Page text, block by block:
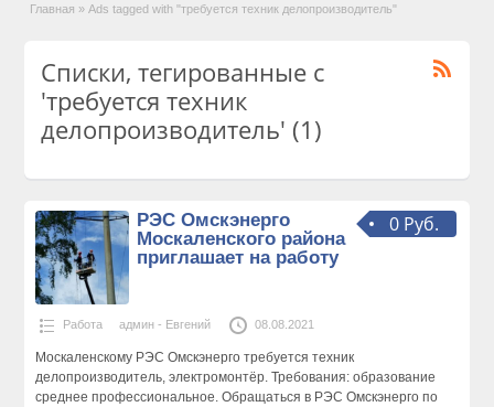
Главная » Ads tagged with "требуется техник делопроизводитель"
Списки, тегированные с
'требуется техник
делопроизводитель' (1)
0 Руб.
РЭС Омскэнерго
Москаленского района
приглашает на работу
Работа админ - Евгений 08.08.2021
Москаленскому РЭС Омскэнерго требуется техник
делопроизводитель, электромонтёр. Требования: образование
среднее профессиональное. Обращаться в РЭС Омскэнерго по